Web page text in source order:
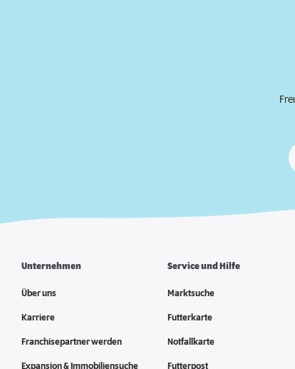
Unternehmen
Über uns
Karriere
Franchisepartner werden
Expansion & Immobiliensuche
Service und Hilfe
Marktsuche
Futterkarte
Notfallkarte
Futterpost